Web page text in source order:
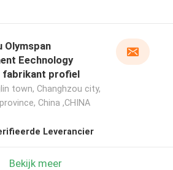
Olymspan
Eechnology
fabrikant profiel
town, Changhzou city,
China ,CHINA
Leverancier
Bekijk meer